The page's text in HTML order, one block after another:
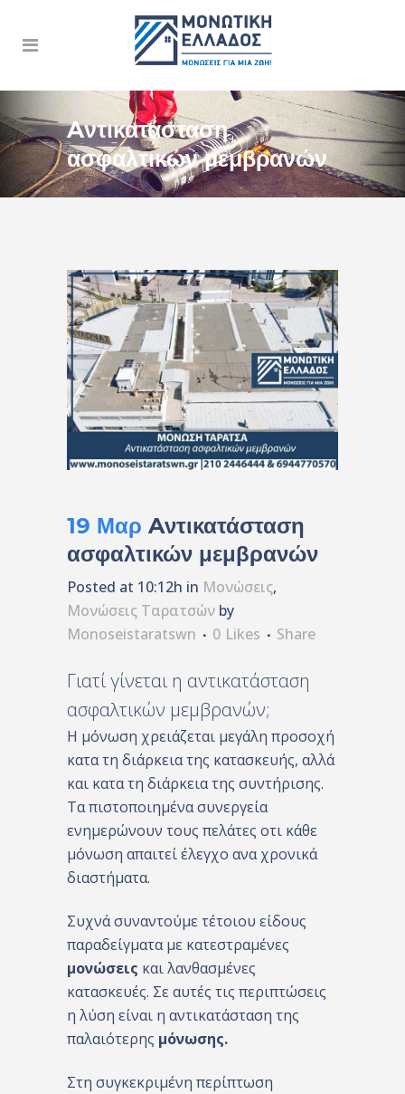
Aντικατάσταση
ασφαλτικών μεμβρανών
19 Μαρ Aντικατάσταση
ασφαλτικών μεμβρανών
Posted at 10:12h in Μονώσεις,
Μονώσεις Ταρατσών by
Monoseistaratswn
0 Likes Share
Γιατί γίνεται η αντικατάσταση
ασφαλτικών μεμβρανών;
Η μόνωση χρειάζεται μεγάλη προσοχή
κατα τη διάρκεια της κατασκευής, αλλά
και κατα τη διάρκεια της συντήρισης.
Τα πιστοποιημένα συνεργεία
ενημερώνουν τους πελάτες οτι κάθε
μόνωση απαιτεί έλεγχο ανα χρονικά
διαστήματα.
Συχνά συναντούμε τέτοιου είδους
παραδείγματα με κατεστραμένες
μονώσεις και λανθασμένες
κατασκευές. Σε αυτές τις περιπτώσεις
η λύση είναι η αντικατάσταση της
παλαιότερης μόνωσης.
Στη συγκεκριμένη περίπτωση